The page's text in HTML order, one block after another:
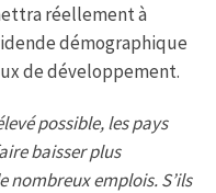
réellement à
démographique
de développement.
possible, les pays
baisser plus
emplois. S’ils